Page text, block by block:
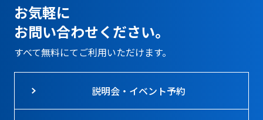
お気軽に
お問い合わせください。
すべて無料にてご利用いただけます。
説明会・イベント予約